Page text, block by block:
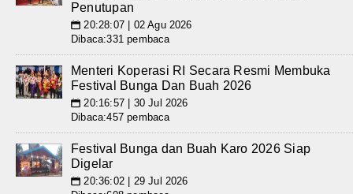
Penutupan
📅 20:28:07 | 02 Agu 2026
Dibaca:331 pembaca
Menteri Koperasi RI Secara Resmi Membuka
Festival Bunga Dan Buah 2026
📅 20:16:57 | 30 Jul 2026
Dibaca:457 pembaca
Festival Bunga dan Buah Karo 2026 Siap
Digelar
📅 20:36:02 | 29 Jul 2026